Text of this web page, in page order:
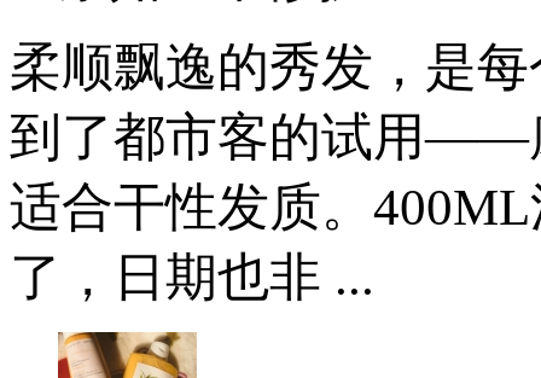
柔顺飘逸的秀发，是
到了都市客的试用——
适合干性发质。
了，日期也非 ...